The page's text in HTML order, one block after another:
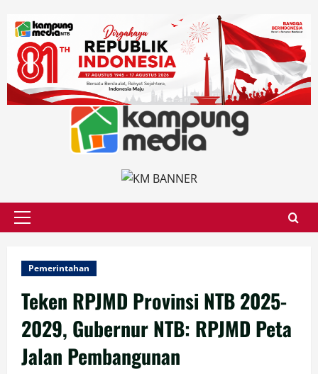
content
Primary
Pemerintahan
Teken RPJMD Provinsi NTB 2025-
2029, Gubernur NTB: RPJMD Peta
Jalan Pembangunan